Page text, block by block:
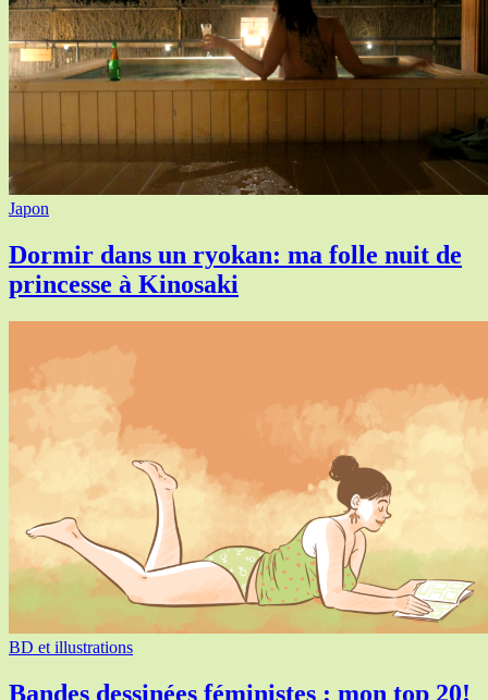
Japon
Dormir dans un ryokan: ma folle nuit de
princesse à Kinosaki
BD et illustrations
Bandes dessinées féministes : mon top 20!